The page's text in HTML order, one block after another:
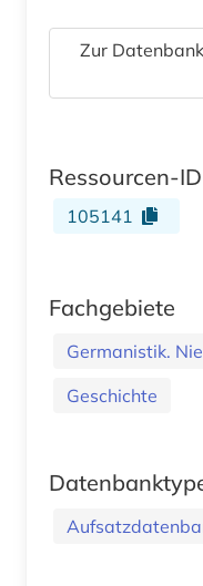
Zur
Ressourcen-ID
105141
Fachgebiete
Germanistik.
Geschichte